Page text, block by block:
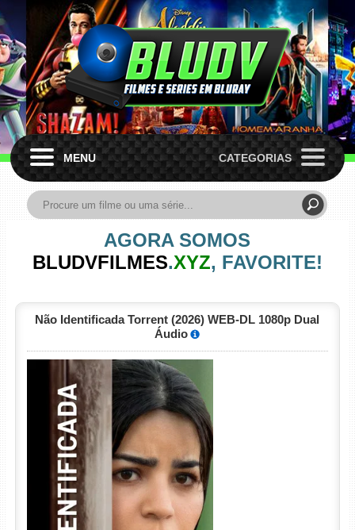
MENU CATEGORIAS
AGORA SOMOS
BLUDVFILMES.XYZ, FAVORITE!
Não Identificada Torrent (2026) WEB-DL 1080p Dual
Áudio